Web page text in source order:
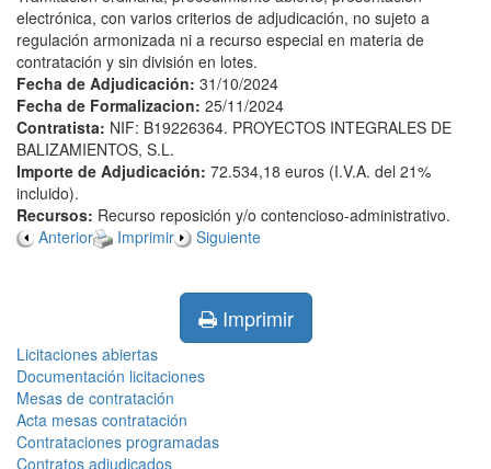
electrónica, con varios criterios de adjudicación, no sujeto a
regulación armonizada ni a recurso especial en materia de
contratación y sin división en lotes.
Fecha de Adjudicación: 31/10/2024
Fecha de Formalizacion: 25/11/2024
Contratista: NIF: B19226364. PROYECTOS INTEGRALES DE
BALIZAMIENTOS, S.L.
Importe de Adjudicación: 72.534,18 euros (I.V.A. del 21%
incluido).
Recursos: Recurso reposición y/o contencioso-administrativo.
Anterior
Imprimir Siguiente
Imprimir
Licitaciones abiertas
Documentación licitaciones
Mesas de contratación
Acta mesas contratación
Contrataciones programadas
Contratos adjudicados